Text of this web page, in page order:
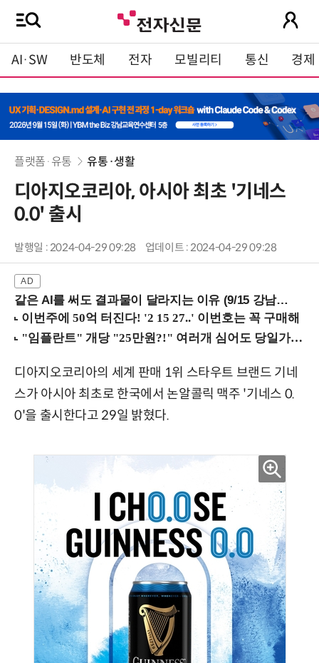
AI·SW 반도체 전자 모빌리티 통신 경제
플랫폼·유통 유통·생활
디아지오코리아, 아시아 최초 '기네스
0.0' 출시
발행일 : 2024-04-29 09:28 업데이트 : 2024-04-29 09:28
같은 AI를 써도 결과물이 달라지는 이유 (9/15 강남역)
디아지오코리아의 세계 판매 1위 스타우트 브랜드 기네
스가 아시아 최초로 한국에서 논알콜릭 맥주 '기네스 0.
0'을 출시한다고 29일 밝혔다.